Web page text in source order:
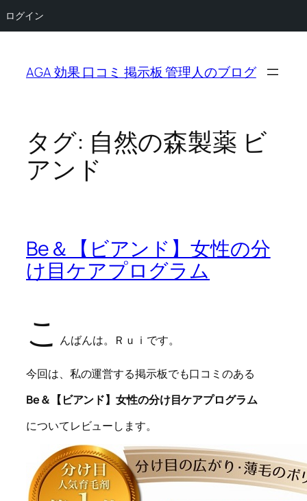
ログイン
AGA 効果 口コミ 掲示板 管理人のブログ
タグ: 自然の森製薬 ビ
アンド
Be＆【ビアンド】女性の分
け目ケアプログラム
こ んばんは。Ｒｕｉです。
今回は、私の運営する掲示板でも口コミのある
Be＆【ビアンド】女性の分け目ケアプログラム
についてレビューします。